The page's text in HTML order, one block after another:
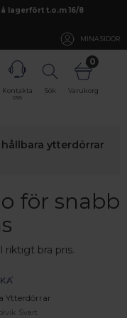
lagerfört t.o.m 16/8
MINA SIDOR
Kontakta
oss
Sök
0
Varukorg
ytterdörrar
för snabb
riktigt bra pris.
Ytterdörrar
Svart